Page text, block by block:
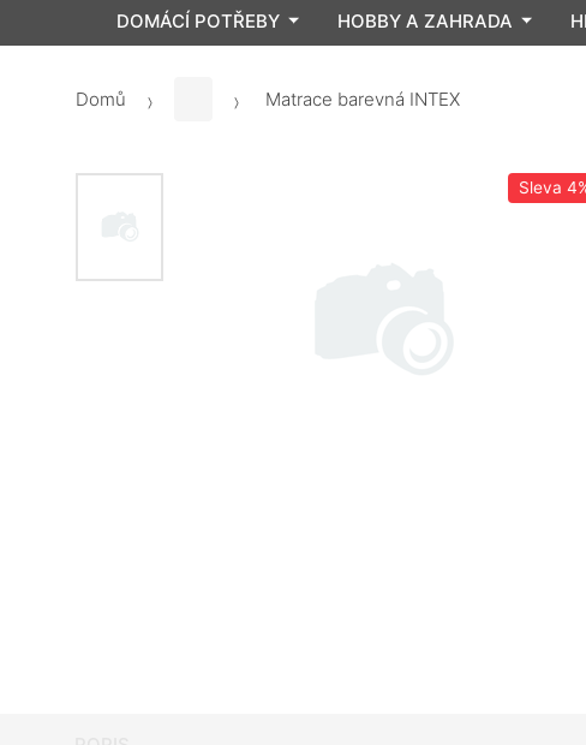
DOMÁCÍ POTŘEBY
HOBBY A ZAHRADA
Domů Matrace barevná INTEX
Sleva